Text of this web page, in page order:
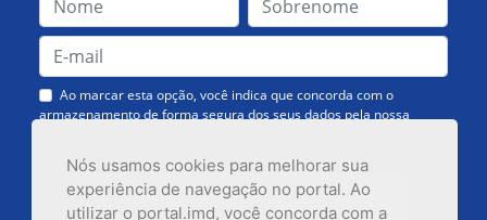
Nós usamos cookies para melhorar sua
experiência de navegação no portal. Ao
utilizar o portal.imd, você concorda com a
Ao marcar esta opção, você indica que concorda com o
armazenamento de forma segura dos seus dados pela nossa